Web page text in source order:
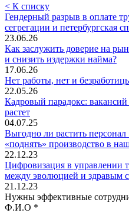
< К списку
Гендерный разрыв в оплате
сегрегации и петербургская
23.06.26
Как заслужить доверие на
и снизить издержки найма?
17.06.26
Нет работы, нет и
22.05.26
Кадровый парадокс:
растет
04.07.25
Выгодно ли растить
«поднять» производство в
22.12.23
Цифровизация в управлении
между эволюцией и здравым
21.12.23
Нужны эффективные
Ф.И.О *